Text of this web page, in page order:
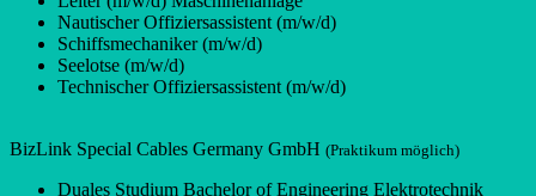
Nautischer Offiziersassistent (m/w/d)
Schiffsmechaniker (m/w/d)
Seelotse (m/w/d)
Technischer Offiziersassistent (m/w/d)
BizLink Special Cables Germany GmbH (Praktikum möglich)
Duales Studium Bachelor of Engineering Elektrotechnik